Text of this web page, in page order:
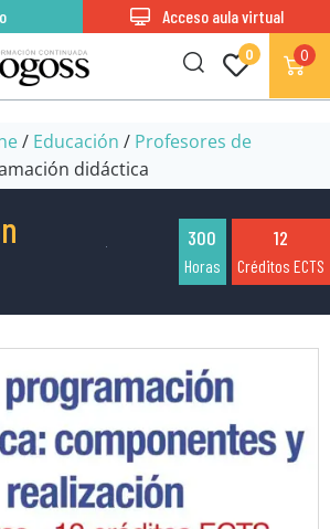
0 0
Acceso aula virtual
/ Educación / Profesores de
didáctica
300
Horas
12
Créditos ECTS